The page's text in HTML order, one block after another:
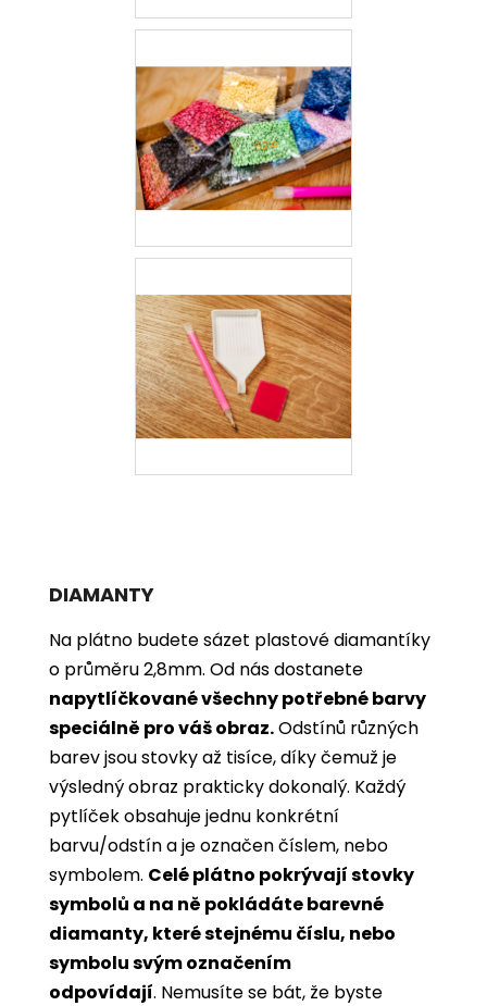
DIAMANTY
Na plátno budete sázet plastové diamantíky
o průměru 2,8mm. Od nás dostanete
napytlíčkované všechny potřebné barvy
speciálně pro váš obraz.Odstínů různých
barev jsou stovky až tisíce, díky čemuž je
výsledný obraz prakticky dokonalý. Každý
pytlíček obsahuje jednu konkrétní
barvu/odstín a je označen číslem, nebo
symbolem. Celé plátno pokrývají stovky
symbolů a na ně pokládáte barevné
diamanty, které stejnému číslu, nebo
symbolu svým označením
odpovídají. Nemusíte se bát, že byste